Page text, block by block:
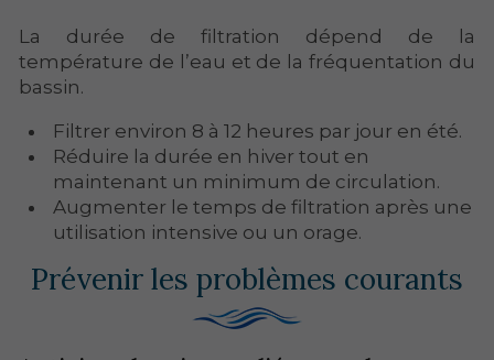
La durée de filtration dépend de la
température de l’eau et de la fréquentation du
bassin.
Filtrer environ 8 à 12 heures par jour en été.
Réduire la durée en hiver tout en
maintenant un minimum de circulation.
Augmenter le temps de filtration après une
utilisation intensive ou un orage.
Prévenir les problèmes courants